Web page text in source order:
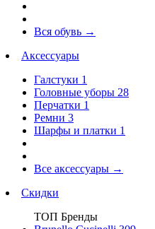
Вся обувь →
Аксессуары
Галстуки 1
Головные уборы 28
Перчатки 1
Ремни 3
Шарфы и платки 1
Все аксессуары →
Скидки
ТОП Бренды